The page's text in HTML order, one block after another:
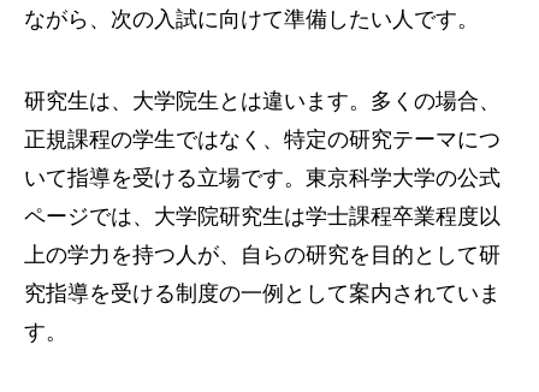
ながら、次の入試に向けて準備したい人です。
研究生は、大学院生とは違います。多くの場合、
正規課程の学生ではなく、特定の研究テーマにつ
いて指導を受ける立場です。東京科学大学の公式
ページでは、大学院研究生は学士課程卒業程度以
上の学力を持つ人が、自らの研究を目的として研
究指導を受ける制度の一例として案内されていま
す。